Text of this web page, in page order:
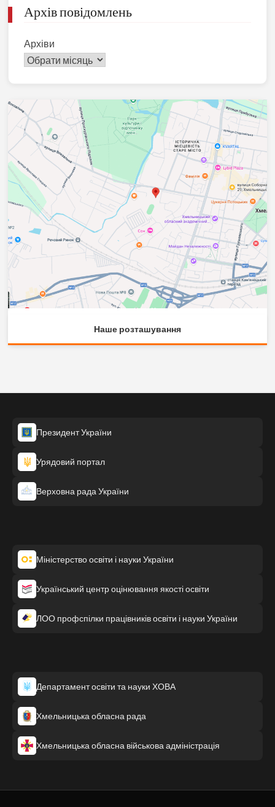
Архів повідомлень
Архіви
Наше розташування
Президент України
Урядовий портал
Верховна рада України
Міністерство освіти і науки України
Український центр оцінювання якості освіти
ЛОО профспілки працівників освіти і науки України
Департамент освіти та науки ХОВА
Хмельницька обласна рада
Хмельницька обласна військова адміністрація